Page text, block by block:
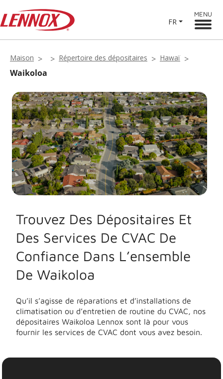
FR
MENU
Maison Répertoire des dépositaires Hawaï
Waikoloa
Trouvez Des Dépositaires Et
Des Services De CVAC De
Confiance Dans L’ensemble
De Waikoloa
Qu’il s’agisse de réparations et d’installations de
climatisation ou d’entretien de routine du CVAC, nos
dépositaires Waikoloa Lennox sont là pour vous
fournir les services de CVAC dont vous avez besoin.